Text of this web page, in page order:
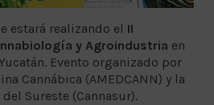
estará realizando el II
y Agroindustria en
Evento organizado por
Cannábica (AMEDCANN) y la
Sureste (Cannasur).